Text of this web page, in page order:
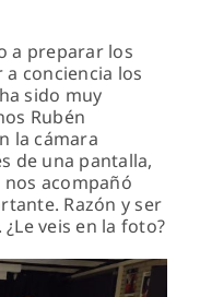
a preparar los
conciencia los
sido muy
Rubén
la cámara
de una pantalla,
acompañó
Razón y ser
veis en la foto?